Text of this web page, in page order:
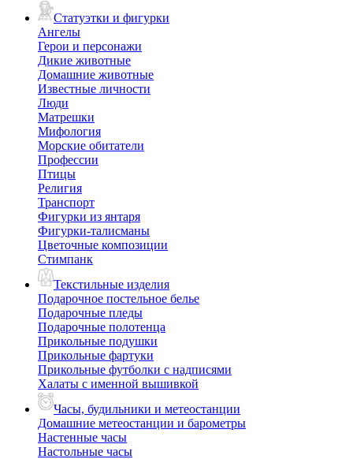
Статуэтки и фигурки
Ангелы
Герои и персонажи
Дикие животные
Домашние животные
Известные личности
Люди
Матрешки
Мифология
Морские обитатели
Профессии
Птицы
Религия
Транспорт
Фигурки из янтаря
Фигурки-талисманы
Цветочные композиции
Стимпанк
Текстильные изделия
Подарочное постельное белье
Подарочные пледы
Подарочные полотенца
Прикольные подушки
Прикольные фартуки
Прикольные футболки с надписями
Халаты с именной вышивкой
Часы, будильники и метеостанции
Домашние метеостанции и барометры
Настенные часы
Настольные часы